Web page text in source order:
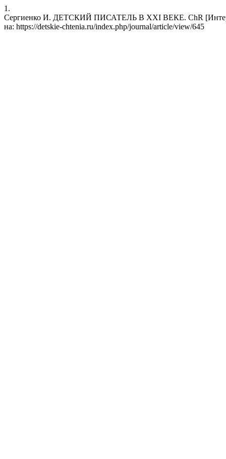
1.
Сергиенко И. ДЕТСКИЙ ПИСАТЕЛЬ В XXI ВЕКЕ. ChR
на: https://detskie-chtenia.ru/index.php/journal/article/view/645